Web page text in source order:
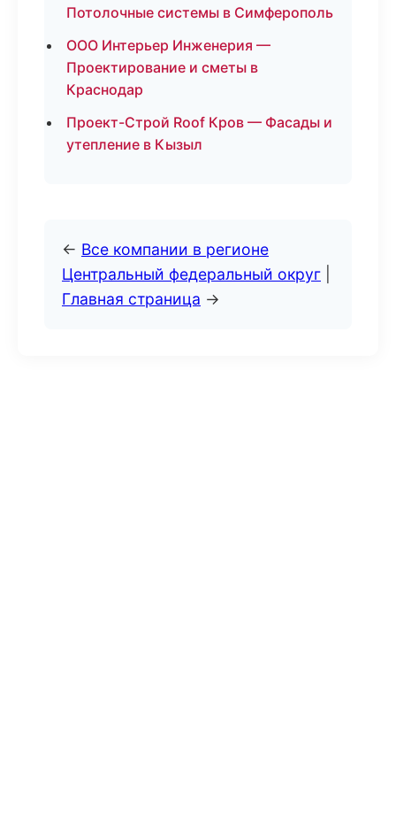
Потолочные системы в Симферополь
ООО Интерьер Инженерия —
Проектирование и сметы в
Краснодар
Проект-Строй Roof Кров — Фасады и
утепление в Кызыл
← Все компании в регионе
Центральный федеральный округ
Главная страница →